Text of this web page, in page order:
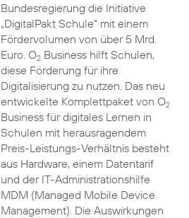
Bundesregierung die Initiative
„DigitalPakt Schule“ mit einem
Fördervolumen von über 5 Mrd.
Euro. O2Business hilft Schulen,
diese Förderung für ihre
Digitalisierung zu nutzen. Das neu
entwickelte Komplettpaket von O2
Business für digitales Lernen in
Schulen mit herausragendem
Preis-Leistungs-Verhältnis besteht
aus Hardware, einem Datentarif
und der IT-Administrationshilfe
MDM (Managed Mobile Device
Management). Die Auswirkungen